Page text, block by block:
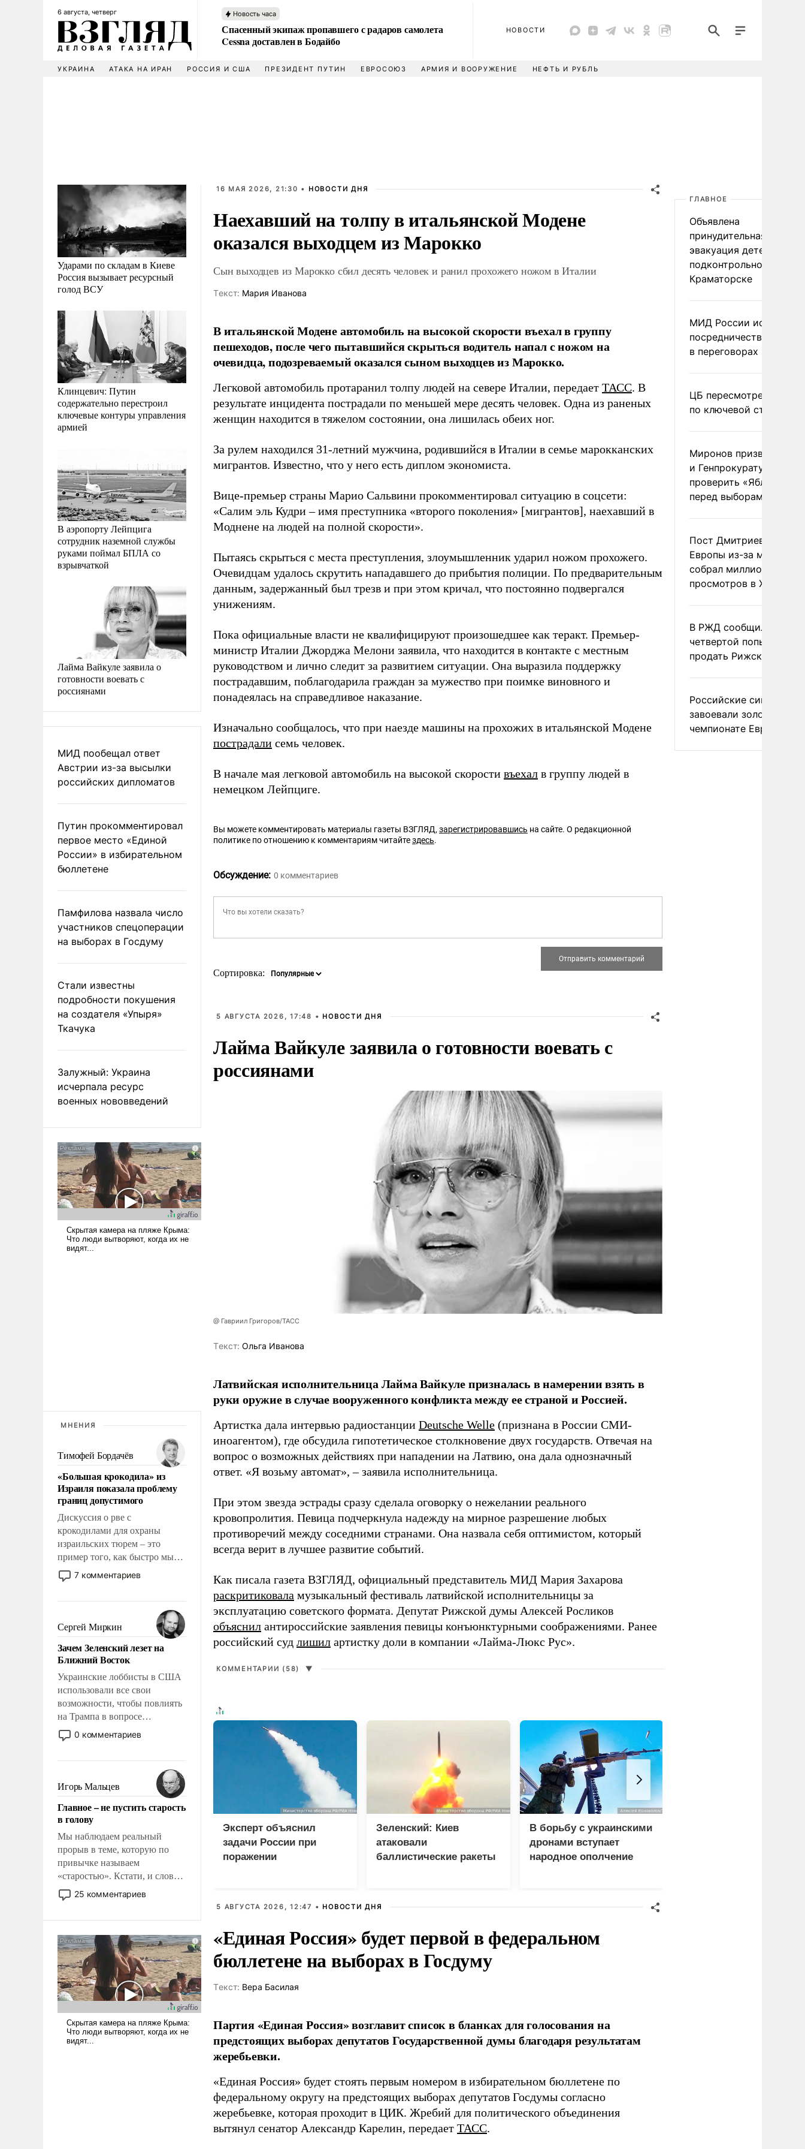
6 августа, четверг Новость часа
Спасенный экипаж пропавшего с радаров самолета
Cessna доставлен в Бодайбо
НОВОСТИ
УКРАИНА АТАКА НА ИРАН РОССИЯ И США ПРЕЗИДЕНТ ПУТИН ЕВРОСОЮЗ АРМИЯ И ВООРУЖЕНИЕ НЕФТЬ И РУБЛЬ
Ударами по складам в Киеве
Россия вызывает ресурсный
голод ВСУ
Клинцевич: Путин
содержательно перестроил
ключевые контуры управления
армией
В аэропорту Лейпцига
сотрудник наземной службы
руками поймал БПЛА со
взрывчаткой
Лайма Вайкуле заявила о
готовности воевать с
россиянами
МИД пообещал ответ
Австрии из-за высылки
российских дипломатов
Путин прокомментировал
первое место «Единой
России» в избирательном
бюллетене
Памфилова назвала число
участников спецоперации
на выборах в Госдуму
Стали известны
подробности покушения
на создателя «Упыря»
Ткачука
Залужный: Украина
исчерпала ресурс
военных нововведений
МНЕНИЯ
Тимофей Бордачёв
«Большая крокодила» из
Израиля показала проблему
границ допустимого
Дискуссия о рве с
крокодилами для охраны
израильских тюрем – это
пример того, как быстро мы
двигаемся по пути
революционных изменений.
псевдонаучной фантастики,
стало всерьез обсуждаемой
идеей.
7 комментариев
Сергей Миркин
Зачем Зеленский лезет на
Ближний Восток
Украинские лоббисты в США
использовали все свои
возможности, чтобы повлиять
на Трампа в вопросе
предоставления вооружений
своим нанимателям. Вероятно,
консультирует Киев, пришла в
голову мысль: хорошо бы
продемонстрировать, что
Украина вступила в
вооруженное противостояние
с Ираном.
0 комментариев
Игорь Мальцев
Главное – не пустить старость
в голову
Мы наблюдаем реальный
прорыв в теме, которую по
привычке называем
«старостью». Кстати, и слово-
то это уже стараются не
использовать – так же, как
что оно уже несет негативные
коннотации.
25 комментариев
16 МАЯ 2026, 21:30 • НОВОСТИ ДНЯ
Наехавший на толпу в итальянской Модене
оказался выходцем из Марокко
Сын выходцев из Марокко сбил десять человек и ранил прохожего ножом в Италии
Tекст: Мария Иванова
В итальянской Модене автомобиль на высокой скорости въехал в группу
пешеходов, после чего пытавшийся скрыться водитель напал с ножом на
очевидца, подозреваемый оказался сыном выходцев из Марокко.
Легковой автомобиль протаранил толпу людей на севере Италии, передает ТАСС. В
результате инцидента пострадали по меньшей мере десять человек. Одна из раненых
женщин находится в тяжелом состоянии, она лишилась обеих ног.
За рулем находился 31-летний мужчина, родившийся в Италии в семье марокканских
мигрантов. Известно, что у него есть диплом экономиста.
Вице-премьер страны Марио Сальвини прокомментировал ситуацию в соцсети:
«Салим эль Кудри – имя преступника «второго поколения» [мигрантов], наехавший в
Моднене на людей на полной скорости».
Пытаясь скрыться с места преступления, злоумышленник ударил ножом прохожего.
Очевидцам удалось скрутить нападавшего до прибытия полиции. По предварительным
данным, задержанный был трезв и при этом кричал, что постоянно подвергался
унижениям.
Пока официальные власти не квалифицируют произошедшее как теракт. Премьер-
министр Италии Джорджа Мелони заявила, что находится в контакте с местным
руководством и лично следит за развитием ситуации. Она выразила поддержку
пострадавшим, поблагодарила граждан за мужество при поимке виновного и
понадеялась на справедливое наказание.
Изначально сообщалось, что при наезде машины на прохожих в итальянской Модене
пострадали семь человек.
В начале мая легковой автомобиль на высокой скорости въехал в группу людей в
немецком Лейпциге.
Вы можете комментировать материалы газеты ВЗГЛЯД, зарегистрировавшись на сайте. О редакционной
политике по отношению к комментариям читайтездесь.
Обсуждение: 0 комментариев
Сортировка:
5 АВГУСТА 2026, 17:48 • НОВОСТИ ДНЯ
Лайма Вайкуле заявила о готовности воевать с
россиянами
@ Гавриил Григоров/ТАСС
Tекст: Ольга Иванова
Латвийская исполнительница Лайма Вайкуле призналась в намерении взять в
руки оружие в случае вооруженного конфликта между ее страной и Россией.
Артистка дала интервью радиостанции Deutsche Welle (признана в России СМИ-
иноагентом), где обсудила гипотетическое столкновение двух государств. Отвечая на
вопрос о возможных действиях при нападении на Латвию, она дала однозначный
ответ. «Я возьму автомат», – заявила исполнительница.
При этом звезда эстрады сразу сделала оговорку о нежелании реального
кровопролития. Певица подчеркнула надежду на мирное разрешение любых
противоречий между соседними странами. Она назвала себя оптимистом, который
всегда верит в лучшее развитие событий.
Как писала газета ВЗГЛЯД, официальный представитель МИД Мария Захарова
раскритиковала музыкальный фестиваль латвийской исполнительницы за
эксплуатацию советского формата. Депутат Рижской думы Алексей Росликов
объяснил антироссийские заявления певицы конъюнктурными соображениями. Ранее
российский суд лишил артистку доли в компании «Лайма-Люкс Рус».
КОММЕНТАРИИ (58) ▼
Эксперт объяснил
задачи России при
поражении
Зеленский: Киев
атаковали
баллистические ракеты
В борьбу с украинскими
дронами вступает
народное ополчение
5 АВГУСТА 2026, 12:47 • НОВОСТИ ДНЯ
«Единая Россия» будет первой в федеральном
бюллетене на выборах в Госдуму
Tекст: Вера Басилая
Партия «Единая Россия» возглавит список в бланках для голосования на
предстоящих выборах депутатов Государственной думы благодаря результатам
жеребьевки.
«Единая Россия» будет стоять первым номером в избирательном бюллетене по
федеральному округу на предстоящих выборах депутатов Госдумы согласно
жеребьевке, которая проходит в ЦИК. Жребий для политического объединения
вытянул сенатор Александр Карелин, передает ТАСС.
ГЛАВНОЕ
Объявлена
принудительная
эвакуация детей в
подконтрольном Киеву
Краматорске
МИД России исключил
посредничество
в переговорах по
ЦБ пересмотрел
по ключевой ставке
Миронов призвал
и Генпрокуратуру
проверить «Яблоко»
перед выборами
Пост Дмитриева о
Европы из-за
собрал миллион
просмотров в X
В РЖД сообщили о
четвертой попытке
продать Рижский
Российские
завоевали золото на
чемпионате Европы